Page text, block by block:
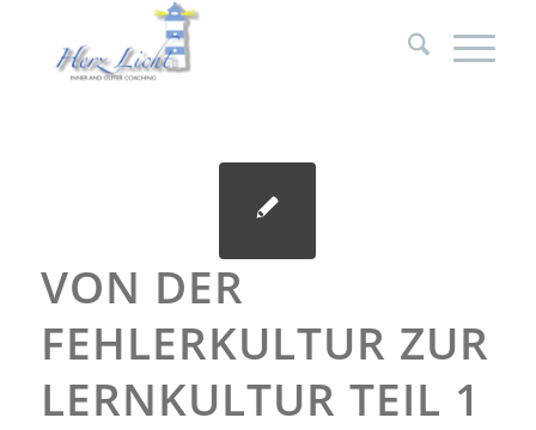
VON DER
FEHLERKULTUR ZUR
LERNKULTUR TEIL 1